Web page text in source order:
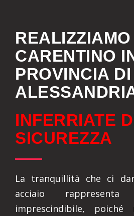
REALIZZIAMO
CARENTINO
PROVINCIA DI
INFERRIATE
SICUREZZA
La tranquillità che ci
acciaio
imprescindibile,